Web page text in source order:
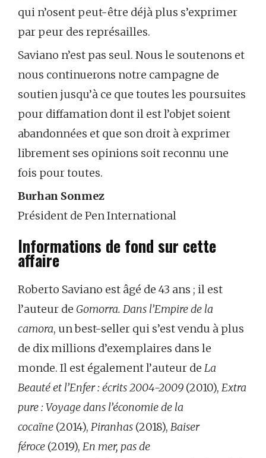
qui n’osent peut-être déjà plus s’exprimer
par peur des représailles.
Saviano n’est pas seul. Nous le soutenons et
nous continuerons notre campagne de
soutien jusqu’à ce que toutes les poursuites
pour diffamation dont il est l’objet soient
abandonnées et que son droit à exprimer
librement ses opinions soit reconnu une
fois pour toutes.
Burhan Sonmez
Président de Pen International
Informations de fond sur cette
affaire
Roberto Saviano est âgé de 43 ans ; il est
l’auteur de Gomorra. Dans l’Empire de la
camora, un best-seller qui s’est vendu à plus
de dix millions d’exemplaires dans le
monde. Il est également l’auteur de La
Beauté et l’Enfer : écrits 2004-2009 (2010), Extra
pure : Voyage dans l’économie de la
cocaïne (2014), Piranhas (2018), Baiser
féroce (2019), En mer, pas de